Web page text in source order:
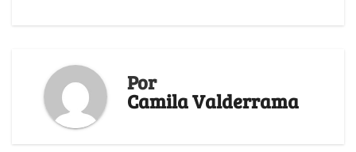
Por
Camila Valderrama